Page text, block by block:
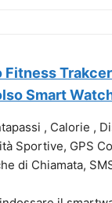
Smart
, Calorie ,
Sportive, GPS
di Chiamata,